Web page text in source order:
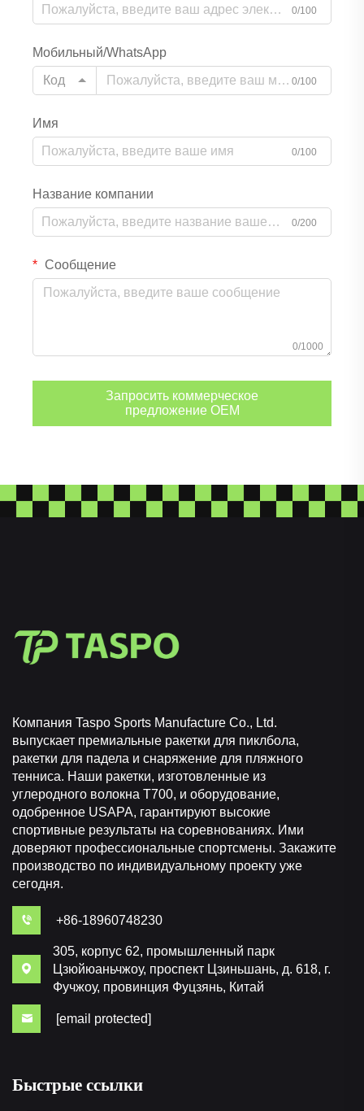
0/100
Мобильный/WhatsApp
Код
0/100
Имя
0/100
Название компании
0/200
Сообщение
0/1000
Запросить коммерческое
предложение OEM
Компания Taspo Sports Manufacture Co., Ltd.
выпускает премиальные ракетки для пиклбола,
ракетки для падела и снаряжение для пляжного
тенниса. Наши ракетки, изготовленные из
углеродного волокна T700, и оборудование,
одобренное USAPA, гарантируют высокие
спортивные результаты на соревнованиях. Ими
доверяют профессиональные спортсмены. Закажите
производство по индивидуальному проекту уже
сегодня.
+86-18960748230
305, корпус 62, промышленный парк
Цзюйюаньчжоу, проспект Цзиньшань, д. 618, г.
Фучжоу, провинция Фуцзянь, Китай
[email protected]
Быстрые ссылки